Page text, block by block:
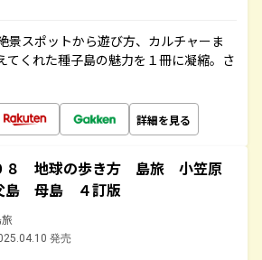
景スポットから遊び方、カルチャーま
てくれた種子島の魅力を１冊に凝縮。さ
詳細を見る
８ 地球の歩き方 島旅 小笠原
島 母島 ４訂版
発売